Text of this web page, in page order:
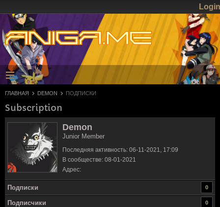
Login
ГЛАВНАЯ DEMON ПОДПИСКИ
Subscription
Demon
Junior Member
Последняя активность: 06-11-2021, 17:09
В сообществе: 08-01-2021
Адрес:
Подписки 0
Подписчики 0